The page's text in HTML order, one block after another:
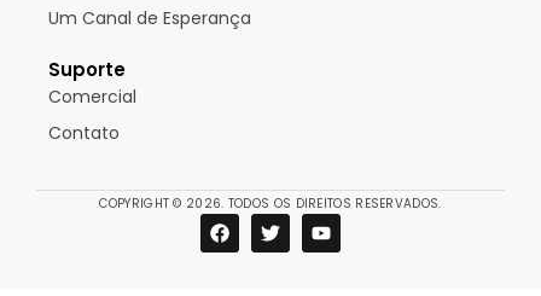
Um Canal de Esperança
Suporte
Comercial
Contato
COPYRIGHT © 2026. TODOS OS DIREITOS RESERVADOS.